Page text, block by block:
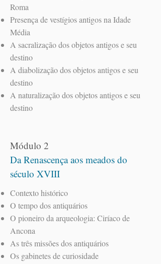
Roma
Presença de vestígios antigos na Idade
Média
A sacralização dos objetos antigos e seu
destino
A diabolização dos objetos antigos e seu
destino
A naturalização dos objetos antigos e seu
destino
Módulo 2
Da Renascença aos meados do
século XVIII
Contexto histórico
O tempo dos antiquários
O pioneiro da arqueologia: Ciríaco de
Ancona
As três missões dos antiquários
Os gabinetes de curiosidade